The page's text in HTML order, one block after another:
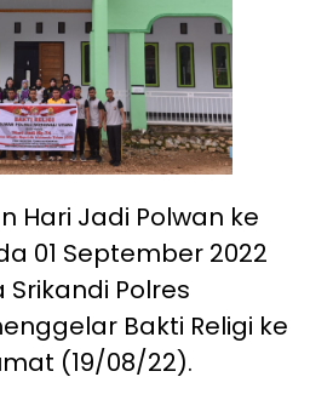
Hari Jadi Polwan ke
01 September 2022
Polres
Bakti Religi ke
(19/08/22).